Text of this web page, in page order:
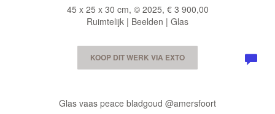
45 x 25 x 30 cm, © 2025, € 3 900,00
Ruimtelijk | Beelden | Glas
KOOP DIT WERK VIA EXTO
Glas vaas peace bladgoud @amersfoort